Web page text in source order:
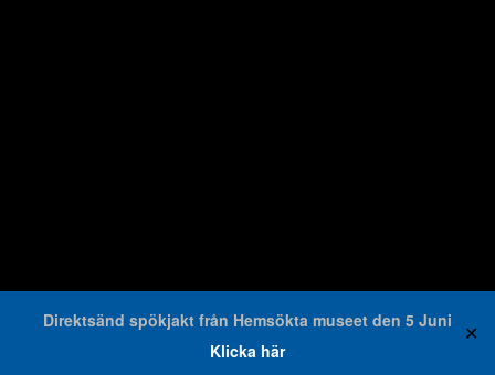
Direktsänd spökjakt från Hemsökta museet den 5 Juni
Klicka här
✕